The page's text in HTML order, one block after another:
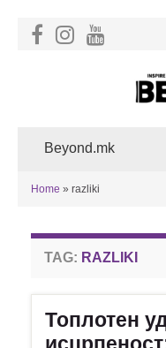
Beyond.mk
Home » razliki
TAG: RAZLIKI
Топлотен